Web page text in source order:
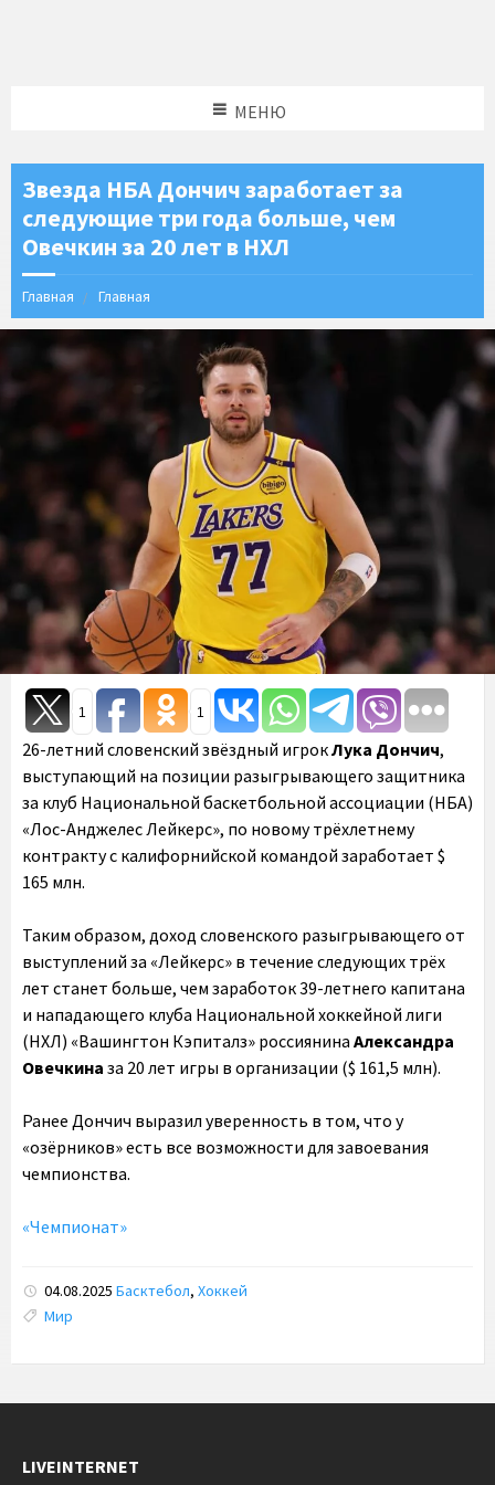
МЕНЮ
Звезда НБА Дончич заработает за
следующие три года больше, чем
Овечкин за 20 лет в НХЛ
Главная Главная
1 1
26-летний словенский звёздный игрокЛука Дончич,
выступающий на позиции разыгрывающего защитника
за клуб Национальной баскетбольной ассоциации (НБА)
«Лос-Анджелес Лейкерс», по новому трёхлетнему
контракту с калифорнийской командой заработает $
165 млн.
Таким образом, доход словенского разыгрывающего от
выступлений за «Лейкерс» в течение следующих трёх
лет станет больше, чем заработок 39-летнего капитана
и нападающего клуба Национальной хоккейной лиги
(НХЛ) «Вашингтон Кэпиталз» россиянина Александра
Овечкина за 20 лет игры в организации ($ 161,5 млн).
Ранее Дончич выразил уверенность в том, что у
«озёрников» есть все возможности для завоевания
чемпионства.
«Чемпионат»
04.08.2025 Басктебол, Хоккей
Tags:
Мир
LIVEINTERNET